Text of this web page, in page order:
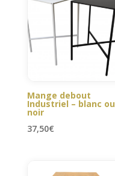
Mange debout
Industriel – blanc ou
noir
37,50€